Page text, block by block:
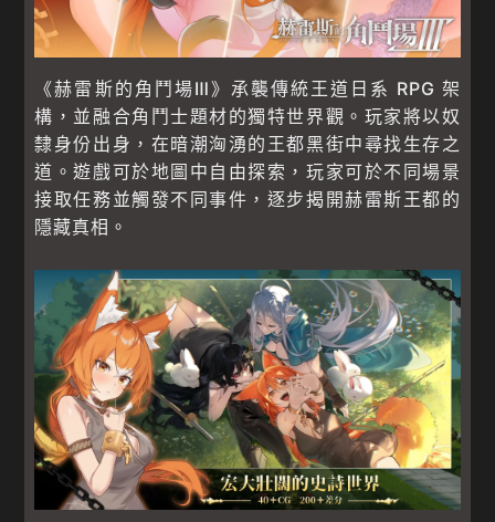
《赫雷斯的角鬥場Ⅲ》承襲傳統王道日系 RPG 架
構，並融合角鬥士題材的獨特世界觀。玩家將以奴
隸身份出身，在暗潮洶湧的王都黑街中尋找生存之
道。遊戲可於地圖中自由探索，玩家可於不同場景
接取任務並觸發不同事件，逐步揭開赫雷斯王都的
隱藏真相。